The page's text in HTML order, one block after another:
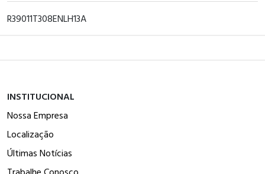
R39011T308ENLH13A
INSTITUCIONAL
Nossa Empresa
Localização
Últimas Notícias